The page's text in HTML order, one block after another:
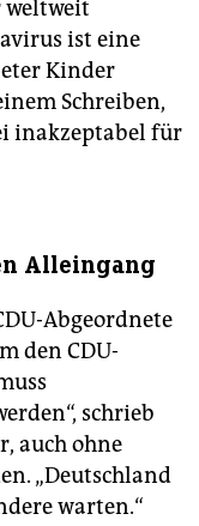
weltweit
ist eine
Kinder
Schreiben,
inakzeptabel für
Alleingang
Abgeordnete
den CDU-
schrieb
auch ohne
„Deutschland
warten.“